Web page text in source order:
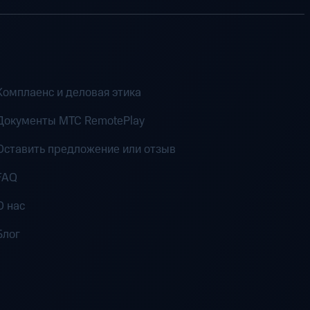
и деловая этика
MTC RemotePlay
предложение или отзыв
нас